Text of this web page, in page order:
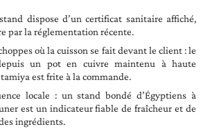
dispose d’un certificat sanitaire affiché,
par la réglementation récente.
où la cuisson se fait devant le client : le
un pot en cuivre maintenu à haute
est frite à la commande.
locale : un stand bondé d’Égyptiens à
est un indicateur fiable de fraîcheur et de
ingrédients.